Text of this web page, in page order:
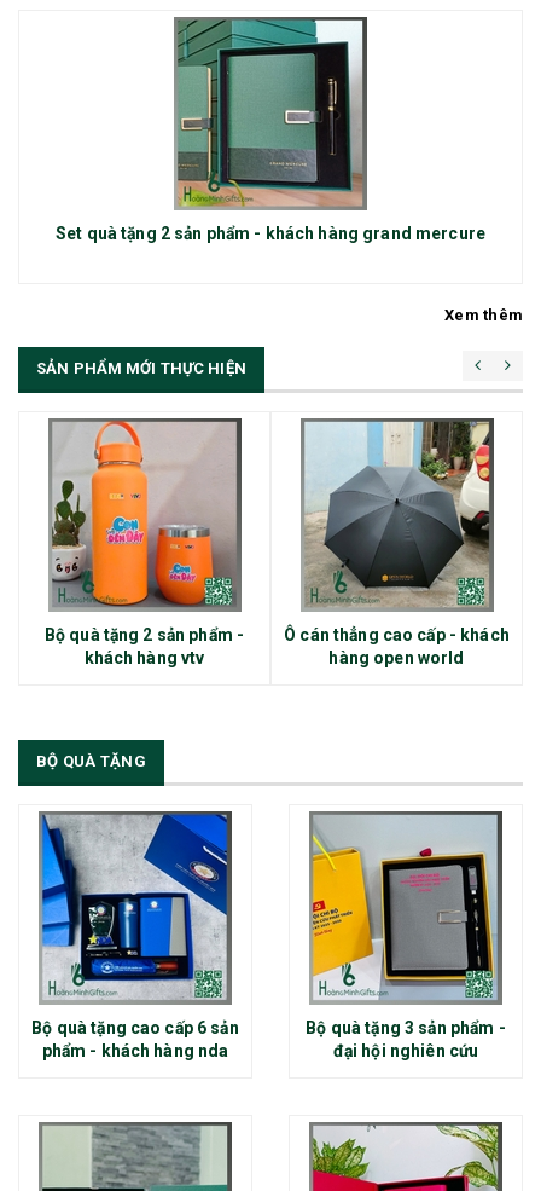
Set quà tặng 2 sản phẩm - khách hàng grand mercure
Xem thêm
SẢN PHẨM MỚI THỰC HIỆN
Bộ quà tặng 2 sản phẩm -
khách hàng vtv
Ô cán thẳng cao cấp - khách
hàng open world
BỘ QUÀ TẶNG
Bộ quà tặng cao cấp 6 sản
phẩm - khách hàng nda
Bộ quà tặng 3 sản phẩm -
đại hội nghiên cứu